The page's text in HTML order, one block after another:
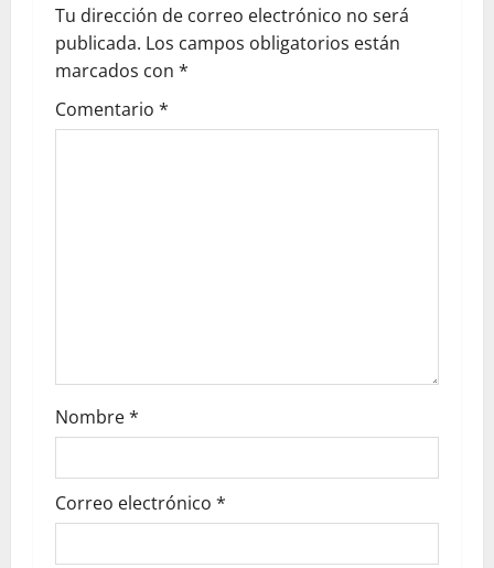
Tu dirección de correo electrónico no será
publicada. Los campos obligatorios están
marcados con *
Comentario *
Nombre*
Correo electrónico *